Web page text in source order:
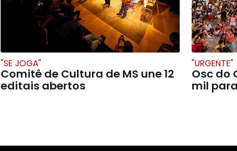
"SE JOGA"
Comitê de Cultura de MS une 12
editais abertos
"URGENTE"
Osc do
mil